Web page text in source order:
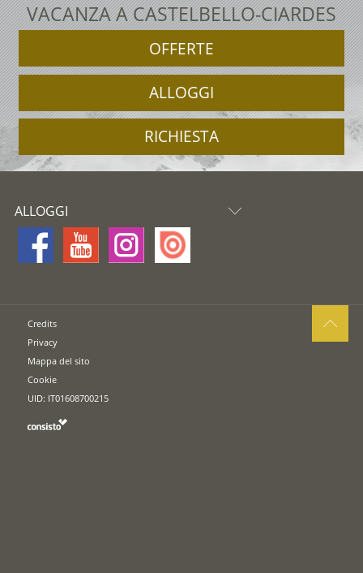
VACANZA A CASTELBELLO-CIARDES
OFFERTE
ALLOGGI
RICHIESTA
ALLOGGI
Credits
Privacy
Mappa del sito
Cookie
UID: IT01608700215